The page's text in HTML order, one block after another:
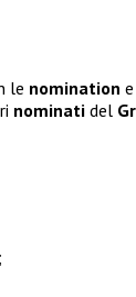
le nomination
nominati del
;